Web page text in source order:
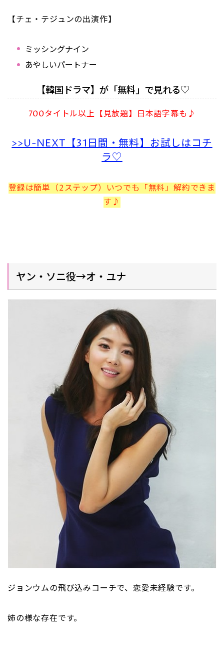
【チェ・テジュンの出演作】
ミッシングナイン
あやしいパートナー
【韓国ドラマ】が「無料」で見れる♡
700タイトル以上【見放題】日本語字幕も♪
>>U-NEXT【31日間・無料】お試しはコチ
ラ♡
登録は簡単（2ステップ）いつでも「無料」解約できま
す♪
ヤン・ソニ役→オ・ユナ
ジョンウムの飛び込みコーチで、恋愛未経験です。
姉の様な存在です。